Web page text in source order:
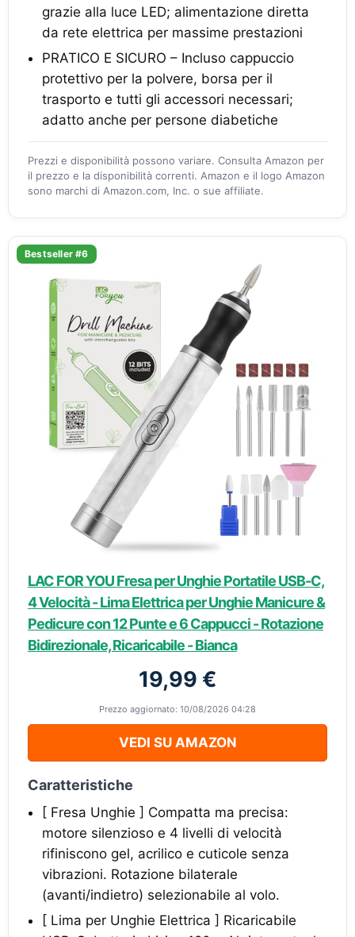
grazie alla luce LED; alimentazione diretta
da rete elettrica per massime prestazioni
PRATICO E SICURO – Incluso cappuccio
protettivo per la polvere, borsa per il
trasporto e tutti gli accessori necessari;
adatto anche per persone diabetiche
Prezzi e disponibilità possono variare. Consulta Amazon per
il prezzo e la disponibilità correnti. Amazon e il logo Amazon
sono marchi di Amazon.com, Inc. o sue affiliate.
Bestseller #6
LAC FOR YOU Fresa per Unghie Portatile USB-C,
4 Velocità - Lima Elettrica per Unghie Manicure &
Pedicure con 12 Punte e 6 Cappucci - Rotazione
Bidirezionale, Ricaricabile - Bianca
19,99 €
Prezzo aggiornato: 10/08/2026 04:28
VEDI SU AMAZON
Caratteristiche
[ Fresa Unghie ] Compatta ma precisa:
motore silenzioso e 4 livelli di velocità
rifiniscono gel, acrilico e cuticole senza
vibrazioni. Rotazione bilaterale
(avanti/indietro) selezionabile al volo.
[ Lima per Unghie Elettrica ] Ricaricabile